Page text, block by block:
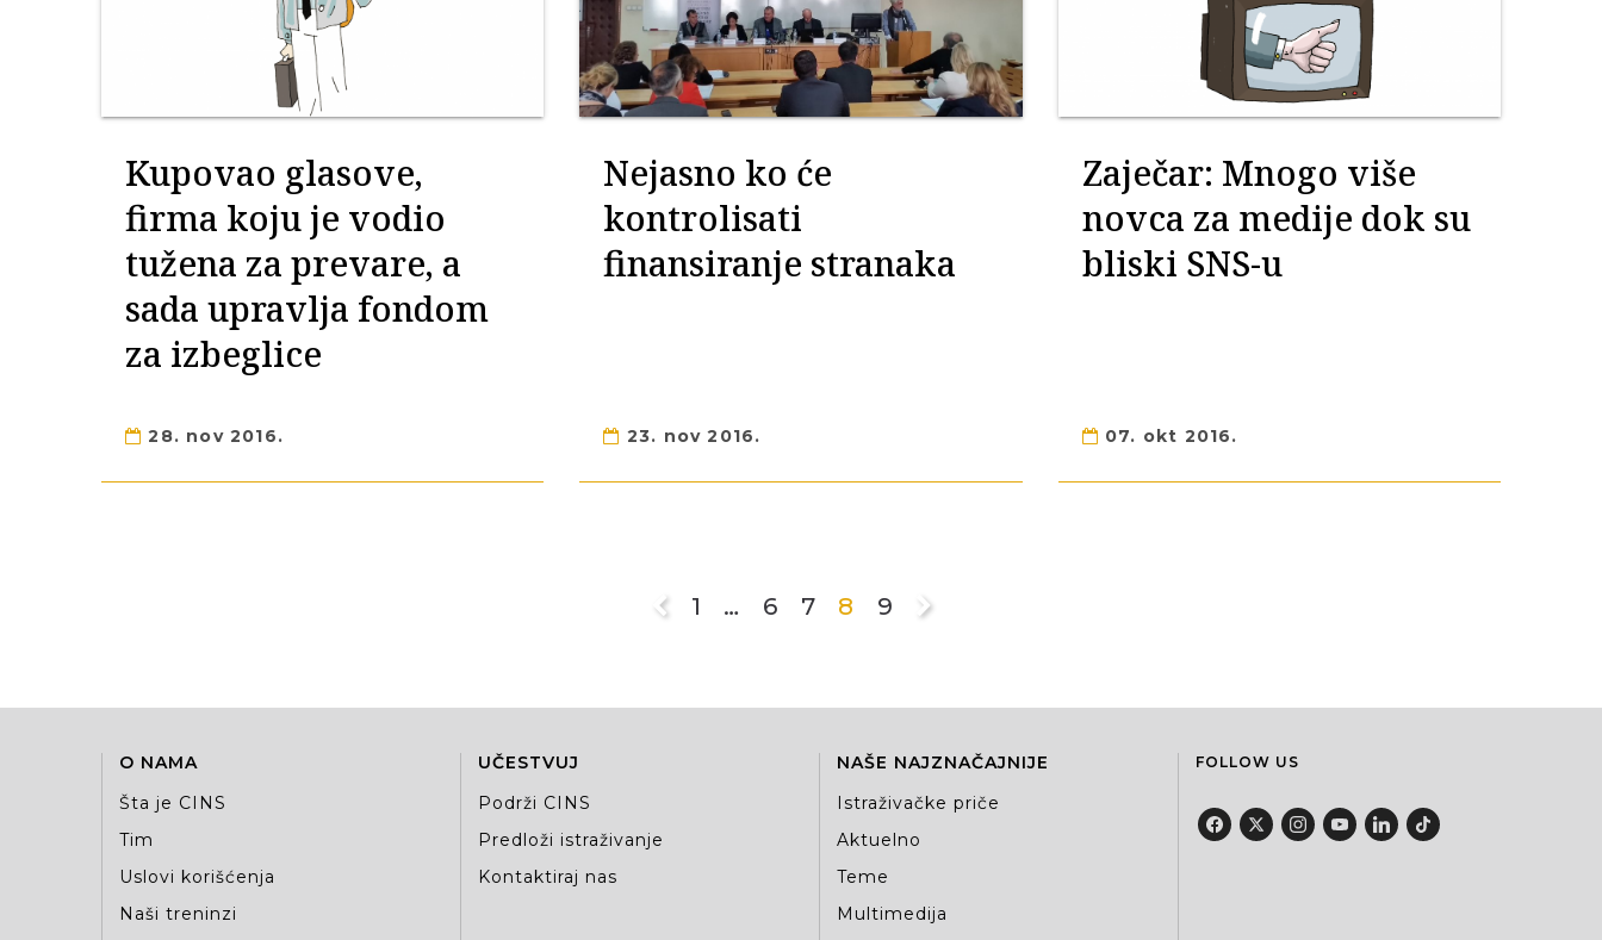
Kupovao glasove,
firma koju je vodio
tužena za prevare, a
sada upravlja fondom
za izbeglice
28. nov 2016.
Nejasno ko će
kontrolisati
finansiranje stranaka
23. nov 2016.
Zaječar: Mnogo više
novca za medije dok su
bliski SNS-u
07. okt 2016.
1 … 6 7 8 9
O NAMA
Šta je CINS
Tim
Uslovi korišćenja
Naši treninzi
UČESTVUJ
Podrži CINS
Predloži istraživanje
Kontaktiraj nas
NAŠE NAJZNAČAJNIJE
Istraživačke priče
Aktuelno
Teme
Multimedija
FOLLOW US